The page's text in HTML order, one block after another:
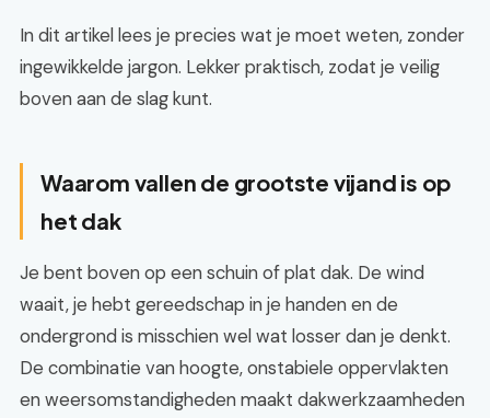
In dit artikel lees je precies wat je moet weten, zonder
ingewikkelde jargon. Lekker praktisch, zodat je veilig
boven aan de slag kunt.
Waarom vallen de grootste vijand is op
het dak
Je bent boven op een schuin of plat dak. De wind
waait, je hebt gereedschap in je handen en de
ondergrond is misschien wel wat losser dan je denkt.
De combinatie van hoogte, onstabiele oppervlakten
en weersomstandigheden maakt dakwerkzaamheden